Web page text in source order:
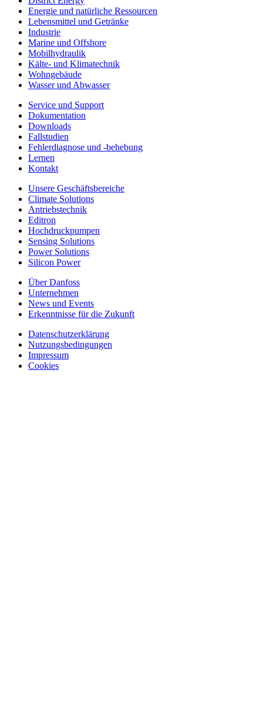
Energie und natürliche Ressourcen
Lebensmittel und Getränke
Industrie
Marine und Offshore
Mobilhydraulik
Kälte- und Klimatechnik
Wohngebäude
Wasser und Abwasser
Service und Support
Dokumentation
Downloads
Fallstudien
Fehlerdiagnose und -behebung
Lernen
Kontakt
Unsere Geschäftsbereiche
Climate Solutions
Antriebstechnik
Editron
Hochdruckpumpen
Sensing Solutions
Power Solutions
Silicon Power
Über Danfoss
Unternehmen
News und Events
Erkenntnisse für die Zukunft
Datenschutzerklärung
Nutzungsbedingungen
Impressum
Cookies